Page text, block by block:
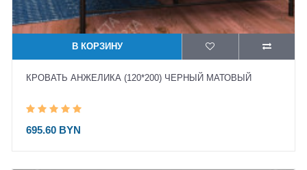
В КОРЗИНУ
КРОВАТЬ АНЖЕЛИКА (120*200) ЧЕРНЫЙ МАТОВЫЙ
695.60 BYN